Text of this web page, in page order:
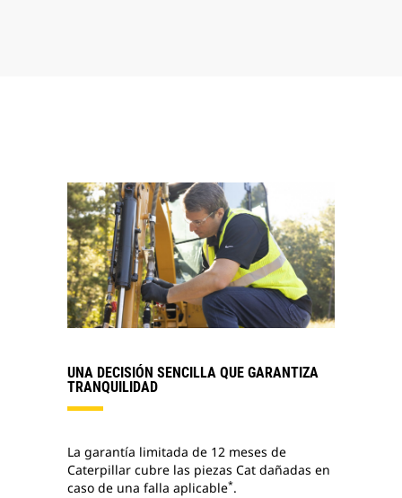
UNA DECISIÓN SENCILLA QUE GARANTIZA
TRANQUILIDAD
La garantía limitada de 12 meses de
Caterpillar cubre las piezas Cat dañadas en
caso de una falla aplicable*.